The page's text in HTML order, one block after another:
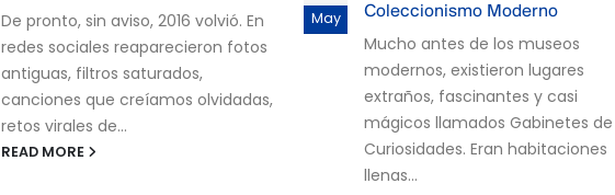
Coleccionismo Moderno
Mucho antes de los museos
modernos, existieron lugares
extraños, fascinantes y casi
mágicos llamados Gabinetes de
Curiosidades. Eran habitaciones
May
Hubo un tiempo en el que no
hacían falta pantallas, baterías ni
internet para divertirse durante
horas. Bastaban cinco pequeñas...
READ MORE